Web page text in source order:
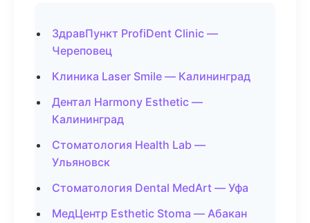
ЗдравПункт ProfiDent Clinic —
Череповец
Клиника Laser Smile — Калининград
Дентал Harmony Esthetic —
Калининград
Стоматология Health Lab —
Ульяновск
Стоматология Dental MedArt — Уфа
МедЦентр Esthetic Stoma — Абакан